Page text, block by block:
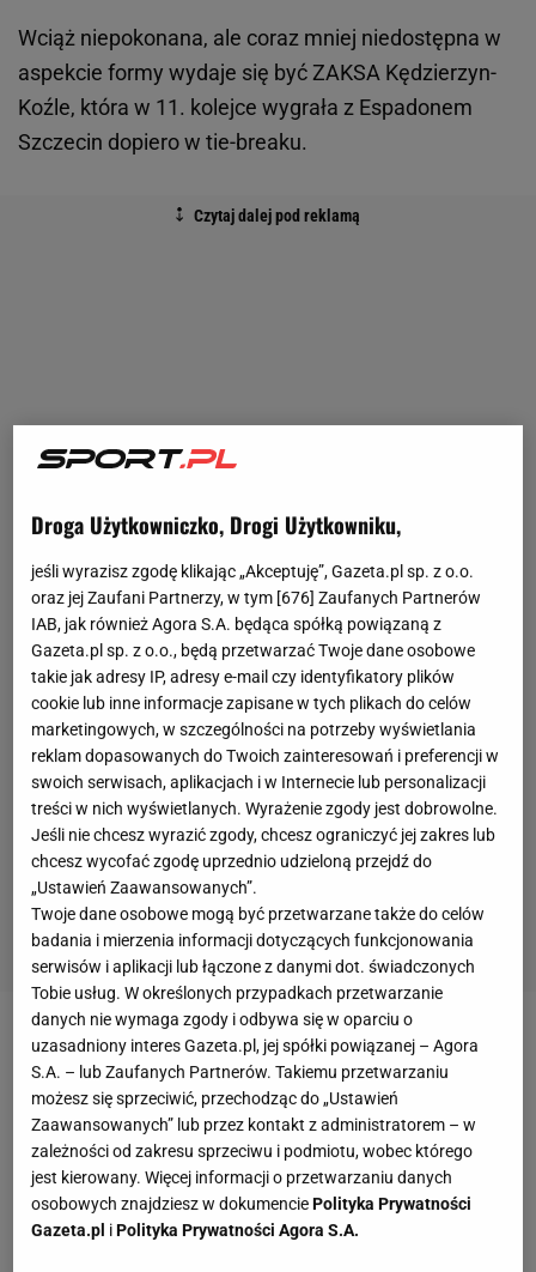
Wciąż niepokonana, ale coraz mniej niedostępna w
aspekcie formy wydaje się być ZAKSA Kędzierzyn-
Koźle, która w 11. kolejce wygrała z Espadonem
Szczecin dopiero w tie-breaku.
Wmeczuze szczecinianami liderzy PlusLigi dodali
sobie nerwów w dużej mierze przez niestabilność na
lewym skrzydle. 21-letni Kamil Semeniuk nie radził
sobie ani w przyjęciu (24 procent dokładności), ani w
ataku (kończył średnio 1 na 3 piłki). Od czwartego
seta na stałe zastąpił go Rafał Szymura, co
Droga Użytkowniczko, Drogi Użytkowniku,
jeśli wyrazisz zgodę klikając „Akceptuję”, Gazeta.pl sp. z o.o.
oraz jej Zaufani Partnerzy, w tym [676] Zaufanych Partnerów
IAB, jak również Agora S.A. będąca spółką powiązaną z
Gazeta.pl sp. z o.o., będą przetwarzać Twoje dane osobowe
takie jak adresy IP, adresy e-mail czy identyfikatory plików
cookie lub inne informacje zapisane w tych plikach do celów
marketingowych, w szczególności na potrzeby wyświetlania
reklam dopasowanych do Twoich zainteresowań i preferencji w
swoich serwisach, aplikacjach i w Internecie lub personalizacji
treści w nich wyświetlanych. Wyrażenie zgody jest dobrowolne.
Jeśli nie chcesz wyrazić zgody, chcesz ograniczyć jej zakres lub
chcesz wycofać zgodę uprzednio udzieloną przejdź do
„Ustawień Zaawansowanych”.
Twoje dane osobowe mogą być przetwarzane także do celów
badania i mierzenia informacji dotyczących funkcjonowania
serwisów i aplikacji lub łączone z danymi dot. świadczonych
Tobie usług. W określonych przypadkach przetwarzanie
danych nie wymaga zgody i odbywa się w oparciu o
uzasadniony interes Gazeta.pl, jej spółki powiązanej – Agora
S.A. – lub Zaufanych Partnerów. Takiemu przetwarzaniu
możesz się sprzeciwić, przechodząc do „Ustawień
Zaawansowanych” lub przez kontakt z administratorem – w
zależności od zakresu sprzeciwu i podmiotu, wobec którego
jest kierowany. Więcej informacji o przetwarzaniu danych
osobowych znajdziesz w dokumenciePolityka Prywatności
Gazeta.pl iPolityka Prywatności Agora S.A.